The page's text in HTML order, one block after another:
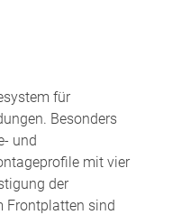
für
Besonders
und
mit vier
der
Frontplatten sind